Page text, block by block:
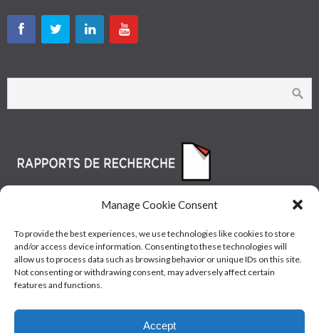
Manage Cookie Consent
To provide the best experiences, we use technologies like cookies to store
and/or access device information. Consenting to these technologies will
allow us to process data such as browsing behavior or unique IDs on this site.
Not consenting or withdrawing consent, may adversely affect certain
features and functions.
Accept
© Les Industries McAsphalt Ltée® 2015 • ISO